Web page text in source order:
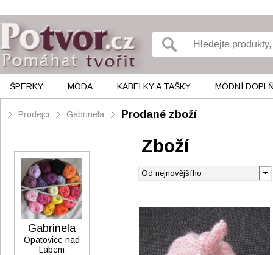
ŠPERKY MÓDA KABELKY A TAŠKY MÓDNÍ
Prodejci Gabrinela Prodané zboží
Zboží
Gabrinela
Opatovice nad
Labem